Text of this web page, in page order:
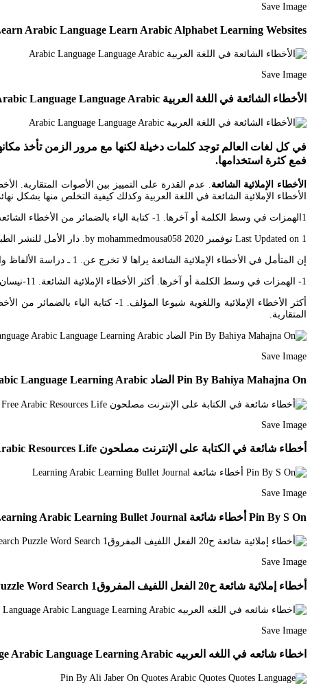
Save Image
Arabic Language Learn Arabic Alphabet Learning Websites
Save Image
الأخطاء الشائعة في اللغة العربية Arabic Language Language Arabic
في كل لغات العالم توجد كلمات دخيلة لكنها مع مرور الزمن تأخذ
فمع كثرة استخدامها.
الأخطاء الإملائية الشائعة . عدم القدرة على التمييز بين الأصوات المتقاربة.
الأخطاء الإملائية الشائعة في اللغة العربية وكذلك كيفية التخلص منها بشكل
1الهمزات في وسط الكلمة أو آخرها. 1- كتابة الياء بالضمائر من الأخطاء الشائعة والتي نجدها كثيرا في بعض الكتابات أن نلحق ياء المخاطبة مع الضمائر فهي في الشكل غير مقبولة. من أهم أسباب الأخطاء الإملائية الشائعة.
Last Updated on 1 نوفمبر 2020 by mohammedmousa058. دار الأمل للنشر الطبعة. عند ذكر الأخطاء الإملائية الشائعة تكون كتابة ى عوضا عن ا من أكثر الأخطاء التي يمكن ملاحظتها بشكل واضح على سبيل المثال.
إن المتأمل في الأخطاء الإملائية الشائعة يراها لا تخرج عن. 1 ـ دراسة الألفاظ والأساليب والمصطلحات الجديدة في العلوم والآداب والفنون التي لم تدرسها المجامع من قبل. أعمال المجمع أعمال المجمع.
1- الهمزات في وسط الكلمة أو آخرها. أكثر الأخطاء الإملائية الشائعة. 11-نيسان القاعدة الإملائية الضابطة.
المتقاربة.
Save Image
Pin By Bahiya Mahajna On الضاد Learn Arabic Language Arabic Language Learning Arabic
Save Image
أخطاء شائعة في الكتابة على الإنترنت مصلحون Moslehoon I Feel Free Arabic Resources Life
Save Image
Pin By S On أخطاء شائعة Learning Arabic Learning Bullet Journal
Save Image
أخطاء إملائية شائعة ح20 الفعل اللفيف المفروق1 Jpg 600 669 Words Word Search Puzzle Word Search
Save Image
اخطاء شائعه في اللغه العربيه Learn Arabic Language Arabic Language Learning Arabic